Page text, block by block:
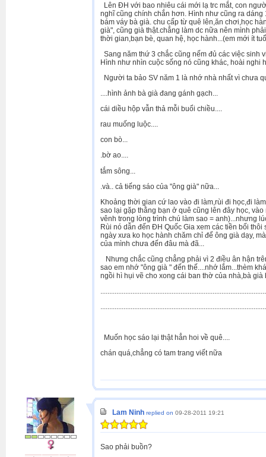
Lên ĐH với bao nhiêu cái mới lạ trc mắt, con
nghĩ cũng chính chắn hơn. Hình như cũng ra
bám váy bà già. chu cấp từ quê lên,ăn chơi,học
già", cũng già thật.chẳng làm dc nữa nên mình
thời gian,bạn bè, quan hệ, học hành...(em mới ít
Sang năm thứ 3 chắc cũng nếm đủ các việc sinh
Hình như nhìn cuộc sống nó cũng khác, hoài nghi
Người ta bảo SV năm 1 là nhớ nhà nhất vì chưa
....hình ảnh bà già đang gánh gạch...
cái diều hộp vẫn thả mỗi buổi chiều....
rau muống luộc....
con bò...
.bờ ao....
tắm sông...
.và.. cả tiếng sáo của "ông già" nữa...
Khoảng thời gian cứ lao vào đi làm,rùi đi học,đi
sao lại gặp thằng bạn ở quê cũng lên đây học,
vênh trong lòng trình chú làm sao = anh)...nhưng
Rùi nó dẫn đến ĐH Quốc Gia xem các tiền bối
ngày xưa ko học hành chăm chỉ để ông già dạy,
của mình chưa đến đâu mà đã...
Nhưng chắc cũng chẳng phải vì 2 điều ân hận
sao em nhớ "ông già " đến thế....nhớ lắm...thèm
ngồi hì hụi vẽ cho xong cái ban thờ của nhà,bà già
Muốn học sáo lại thật hẳn hoi về quê....
chán quá,chẳng có tam trang viết nữa
Lam Ninh replied on 09-28-2011 19:21
Sao phải buồn?